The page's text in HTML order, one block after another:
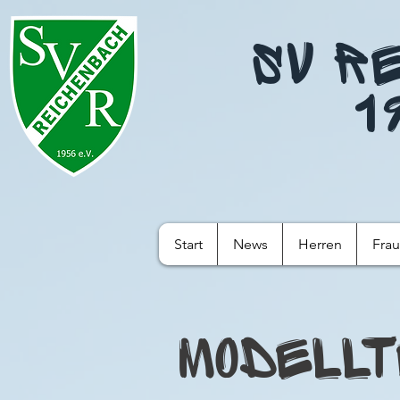
SV
Start News Herren